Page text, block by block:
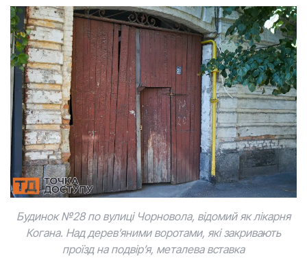
Будинок №28 по вулиці Чорновола, відомий як лікарня
Когана. Над дерев’яними воротами, які закривають
проїзд на подвір’я, металева вставка